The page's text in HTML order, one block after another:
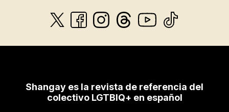
Shangay es la revista de referencia del
colectivo LGTBIQ+ en español